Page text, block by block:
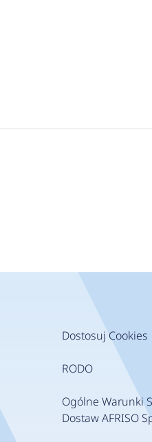
Dostosuj Cookies
RODO
Ogólne Warunki
Dostaw AFRISO